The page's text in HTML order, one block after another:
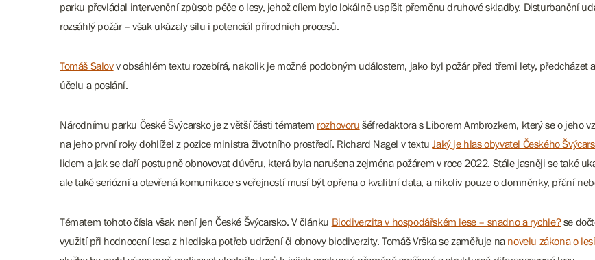
parku převládal intervenční způsob péče o lesy, jehož cílem bylo lokálně uspíšit přeměnu druhové skladby. Disturbanční
rozsáhlý požár – však ukázaly sílu i potenciál přírodních procesů.
Tomáš Salovv obsáhlém textu rozebírá, nakolik je možné podobným událostem, jako byl požár před třemi lety,
účelu a poslání.
Národnímu parku České Švýcarsko je z větší části tématem rozhovoru šéfredaktora s Liborem Ambrozkem, který se o jeho
na jeho první roky dohlížel z pozice ministra životního prostředí. Richard Nagel v textu Jaký je hlas obyvatel Českého
lidem a jak se daří postupně obnovovat důvěru, která byla narušena zejména požárem v roce 2022. Stále jasněji se také
ale také seriózní a otevřená komunikace s veřejností musí být opřena o kvalitní data, a nikoliv pouze o domněnky, přání
Tématem tohoto čísla však není jen České Švýcarsko. V článku Biodiverzita v hospodářském lese – snadno a rychle?se
využití při hodnocení lesa z hlediska potřeb udržení či obnovy biodiverzity. Tomáš Vrška se zaměřuje na novelu zákona o